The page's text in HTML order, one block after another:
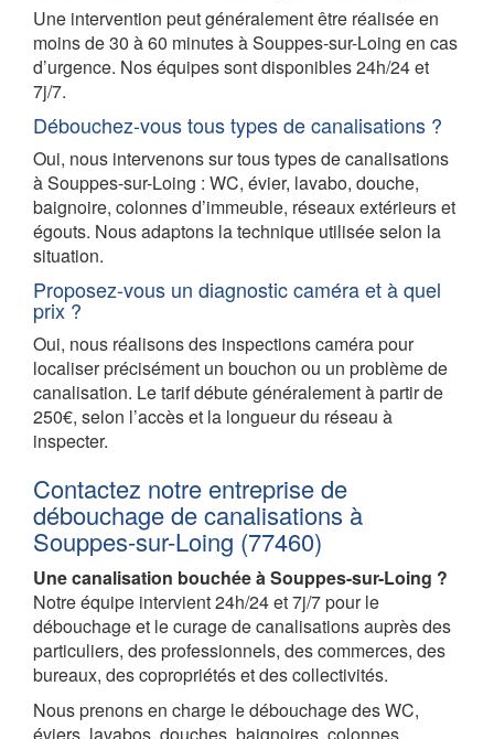
Une intervention peut généralement être réalisée en
moins de 30 à 60 minutes à Souppes-sur-Loing en cas
d’urgence. Nos équipes sont disponibles 24h/24 et
7j/7.
Débouchez-vous tous types de canalisations ?
Oui, nous intervenons sur tous types de canalisations
à Souppes-sur-Loing : WC, évier, lavabo, douche,
baignoire, colonnes d’immeuble, réseaux extérieurs et
égouts. Nous adaptons la technique utilisée selon la
situation.
Proposez-vous un diagnostic caméra et à quel
prix ?
Oui, nous réalisons des inspections caméra pour
localiser précisément un bouchon ou un problème de
canalisation. Le tarif débute généralement à partir de
250€, selon l’accès et la longueur du réseau à
inspecter.
Contactez notre entreprise de
débouchage de canalisations à
Souppes-sur-Loing (77460)
Une canalisation bouchée à Souppes-sur-Loing ?
Notre équipe intervient 24h/24 et 7j/7 pour le
débouchage et le curage de canalisations auprès des
particuliers, des professionnels, des commerces, des
bureaux, des copropriétés et des collectivités.
Nous prenons en charge le débouchage des WC,
éviers, lavabos, douches, baignoires, colonnes